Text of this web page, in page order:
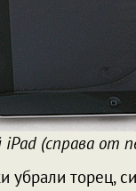
(справа от
убрали торец,